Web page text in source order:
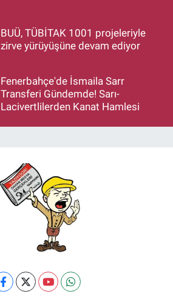
BUÜ, TÜBİTAK 1001 projeleriyle
zirve yürüyüşüne devam ediyor
Fenerbahçe'de İsmaila Sarr
Transferi Gündemde! Sarı-
Lacivertlilerden Kanat Hamlesi